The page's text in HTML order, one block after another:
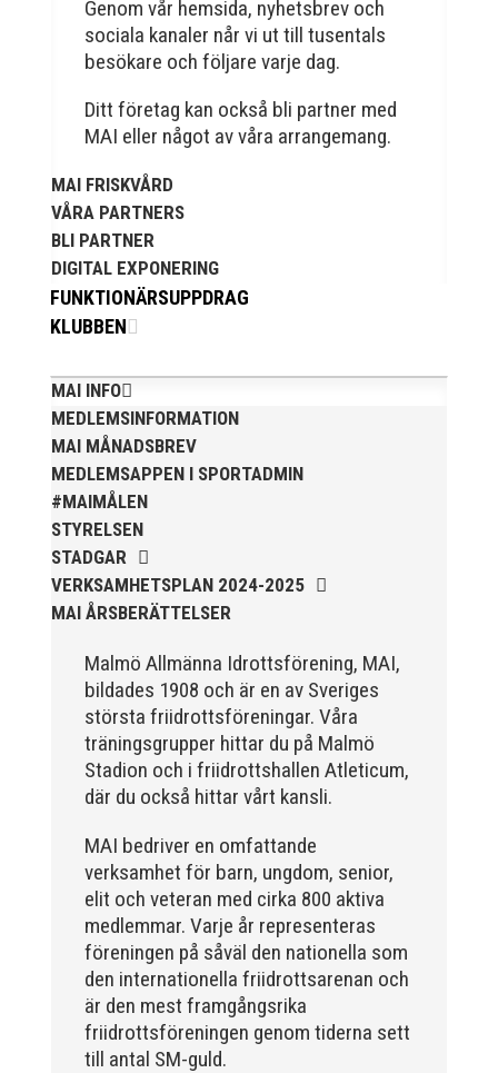
Genom vår hemsida, nyhetsbrev och
sociala kanaler når vi ut till tusentals
besökare och följare varje dag.
Ditt företag kan också bli partner med
MAI eller något av våra arrangemang.
MAI FRISKVÅRD
VÅRA PARTNERS
BLI PARTNER
DIGITAL EXPONERING
FUNKTIONÄRSUPPDRAG
KLUBBEN
MAI INFO
MEDLEMSINFORMATION
MAI MÅNADSBREV
MEDLEMSAPPEN I SPORTADMIN
#MAIMÅLEN
STYRELSEN
STADGAR
VERKSAMHETSPLAN 2024-2025
MAI ÅRSBERÄTTELSER
Malmö Allmänna Idrottsförening, MAI,
bildades 1908 och är en av Sveriges
största friidrottsföreningar. Våra
träningsgrupper hittar du på Malmö
Stadion och i friidrottshallen Atleticum,
där du också hittar vårt kansli.
MAI bedriver en omfattande
verksamhet för barn, ungdom, senior,
elit och veteran med cirka 800 aktiva
medlemmar. Varje år representeras
föreningen på såväl den nationella som
den internationella friidrottsarenan och
är den mest framgångsrika
friidrottsföreningen genom tiderna sett
till antal SM-guld.
När Friidrottssverige samlades för fest gick en av
utmärkelserna till MAI och Kalvinknatet – Lasses
skötebarn i alla år. MAI-delegationen fick ta emot
priset ”Årets pulshöjare”, och bland annat fanns
hyllningarna. –...
Som traditionen bjuder så var vi ett helt gäng löpare
från MAI RUNNERS som sprang det mysiga
Sylvesterloppet på självaste nyårsafton. Formen är
enkel, ett eller två varv runt Pildammsparken (2,7 km
respektive 5,4 kilometer), med tidtagning på de fem
främsta i varje...
Klubbchef – Malmö Allmänna Idrottsförening (MAI)
Vill du vara med och skapa glädje, gemenskap och
utveckling i en av Sveriges största
friidrottsföreningar? Malmö Allmänna Idrottsförening
– MAI – söker en engagerad, strategisk,
relationsbyggande och affärsinriktad...